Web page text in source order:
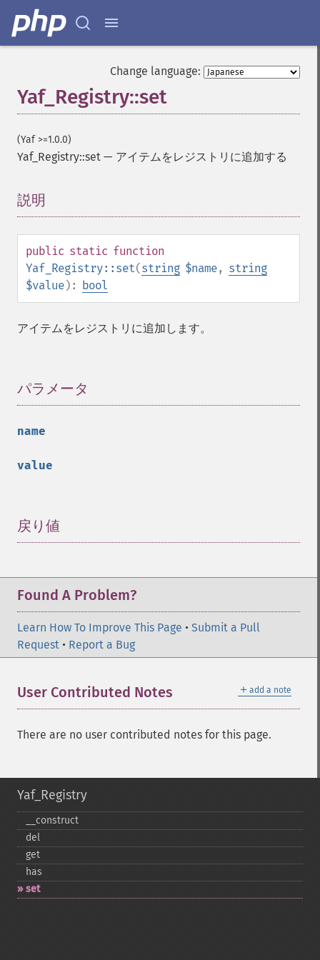
Change language:
Yaf_Registry::set
(Yaf >=1.0.0)
Yaf_Registry::set — アイテムをレジストリに追加する
説明
public static function
Yaf_Registry::set(string $name, string
$value): bool
アイテムをレジストリに追加します。
パラメータ
name
value
戻り値
Found A Problem?
Learn How To Improve This Page • Submit a Pull
Request • Report a Bug
＋ add a note
User Contributed Notes
There are no user contributed notes for this page.
Yaf_Registry
_​_​construct
del
get
has
set